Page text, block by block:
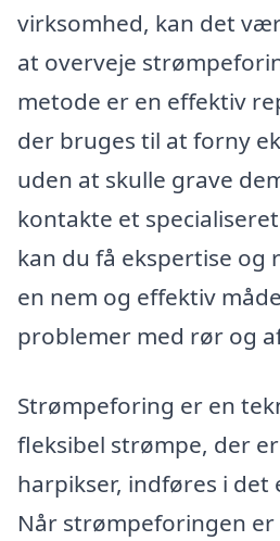
virksomhed, kan det
at overveje
metode er en effektiv
der bruges til at forny
uden at skulle grave
kontakte et
kan du få ekspertise og
en nem og effektiv
problemer med rør og
Strømpeforing er en
fleksibel strømpe, der
harpikser, indføres i det
Når strømpeforingen